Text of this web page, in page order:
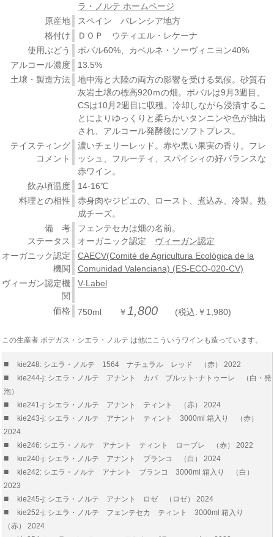
ラ・ノルテ ホームページ
原産地
スペイン バレンシア地方
格付け
ＤＯＰ ウティエル・レケーナ
使用ぶどう
ボバル60%、カベルネ・ソーヴィニヨン40%
アルコール濃度
13.5%
土壌・製造方法
地中海と大陸の両方の影響を受ける気候。砂質石
灰岩土壌の標高920ｍの畑。ボバルは9月3週目、
CSは10月2週目に収穫。冷却しながら浸漬するこ
とによりゆっくりと柔らかいタンニンや色が抽出
され、アルコール発酵後にソフトプレス。
テイスティング
コメント
濃いチェリーレッド。赤や黒い果実の香り。フレ
ッシュ、フルーティ、スパイシィの好バランスな
赤ワイン。
飲み頃温度
14-16℃
料理との相性
赤身肉やジビエの、ロースト、煮込み、冷製。熟
成チーズ。
備 考
フェンテセカは畑の名前。
ステータス
オーガニック認定 ヴィーガン認定
オーガニック認定
機関
CAECV(Comité de Agricultura Ecológica de la
Comunidad Valenciana) (ES-ECO-020-CV)
ヴィーガン認定機
関
V-Label
価格 750ml ￥ 1,800 (税込:￥1,980)
この生産者 ボデガス・シエラ・ノルテ は他にこういうワインも造っています。
■ kie248: シエラ・ノルテ 1564 ナチュラル レッド （赤） 2022
■ kie244-j: シエラ・ノルテ アナント カバ ブルット･ナトゥーレ （白・発
泡）
■ kie241-j: シエラ・ノルテ アナント ティント （赤） 2024
■ kie243-j: シエラ・ノルテ アナント ティント 3000ml 箱入り （赤）
2024
■ kie246: シエラ・ノルテ アナント ティント ローブレ （赤） 2022
■ kie240-j: シエラ・ノルテ アナント ブランコ （白） 2024
■ kie242: シエラ・ノルテ アナント ブランコ 3000ml 箱入り （白）
2023
■ kie245-j: シエラ・ノルテ アナント ロゼ （ロゼ） 2024
■ kie252-j: シエラ・ノルテ フェンテセカ ティント 3000ml 箱入り
（赤） 2024